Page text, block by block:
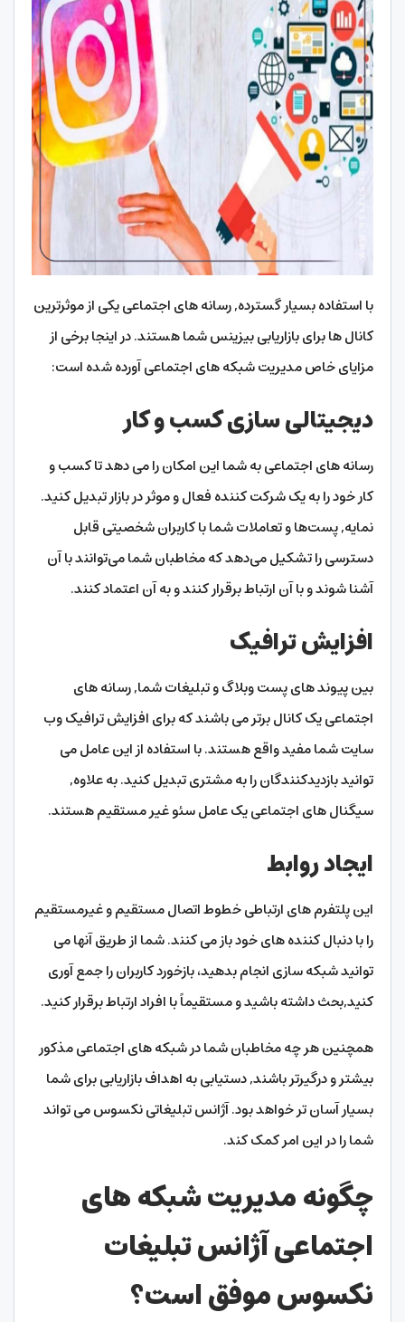
با استفاده بسیار گسترده, رسانه های اجتماعی یکی از موثرترین
کانال ها برای بازاریابی بیزینس شما هستند. در اینجا برخی از
مزایای خاص مدیریت شبکه های اجتماعی آورده شده است:
دیجیتالی سازی کسب و کار
رسانه های اجتماعی به شما این امکان را می دهد تا کسب و
کار خود را به یک شرکت کننده فعال و موثر در بازار تبدیل کنید.
نمایه, پست‌ها و تعاملات شما با کاربران شخصیتی قابل
دسترسی را تشکیل می‌دهد که مخاطبان شما می‌توانند با آن
آشنا شوند و با آن ارتباط برقرار کنند و به آن اعتماد کنند.
افزایش ترافیک
بین پیوند های پست وبلاگ و تبلیغات شما, رسانه های
اجتماعی یک کانال برتر می باشند که برای افزایش ترافیک وب
سایت شما مفید واقع هستند. با استفاده از این عامل می
توانید بازدیدکنندگان را به مشتری تبدیل کنید. به علاوه,
سیگنال های اجتماعی یک عامل سئو غیر مستقیم هستند.
ایجاد روابط
این پلتفرم های ارتباطی خطوط اتصال مستقیم و غیرمستقیم
را با دنبال کننده های خود باز می کنند. شما از طریق آنها می
توانید شبکه سازی انجام بدهید، بازخورد کاربران را جمع آوری
کنید,بحث داشته باشید و مستقیماً با افراد ارتباط برقرار کنید.
همچنین هر چه مخاطبان شما در شبکه های اجتماعی مذکور
بیشتر و درگیرتر باشند, دستیابی به اهداف بازاریابی برای شما
بسیار آسان تر خواهد بود. آژانس تبلیغاتی نکسوس می تواند
شما را در این امر کمک کند.
چگونه مدیریت شبکه های
اجتماعی آژانس تبلیغات
نکسوس موفق است؟